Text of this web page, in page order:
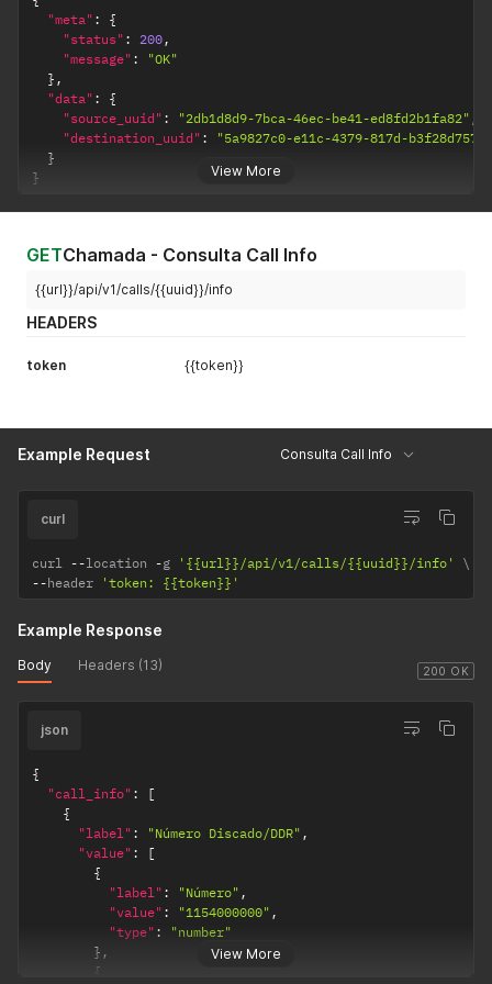
View More
"meta" :
{
"status" : 200 ,
"message" :
"OK"
} ,
"data" :
{
"source_uuid" : "2db1d8d9-7bca-46ec-be41-ed8fd2b1fa82"
"destination_uuid" :
"5a9827c0-e11c-4379-817d-
}
}
GETChamada - Consulta Call Info
{{url}}/api/v1/calls/{{uuid}}/info
HEADERS
token {{token}}
Example Request Consulta Call Info
curl
curl --location -g '{{url}}/api/v1/calls/{{uuid}}/info'
--header 'token: {{token}}'
200 OK
Example Response
Body Headers (13)
View More
json
{
"call_info" :
[
{
"label" : "Número Discado/DDR" ,
"value" :
[
{
"label" : "Número" ,
"value" : "1154000000" ,
"type" :
"number"
} ,
{